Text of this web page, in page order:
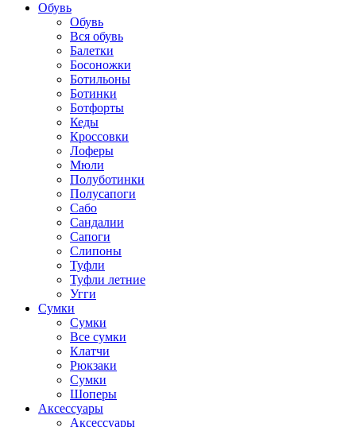
Обувь
Обувь
Вся обувь
Балетки
Босоножки
Ботильоны
Ботинки
Ботфорты
Кеды
Кроссовки
Лоферы
Мюли
Полуботинки
Полусапоги
Сабо
Сандалии
Сапоги
Слипоны
Туфли
Туфли летние
Угги
Сумки
Сумки
Все сумки
Клатчи
Рюкзаки
Сумки
Шоперы
Аксессуары
Аксессуары